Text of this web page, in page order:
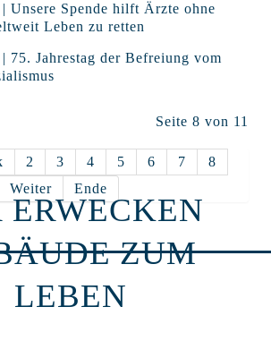
Unsere Spende hilft Ärzte ohne
Leben zu retten
75. Jahrestag der Befreiung vom
Seite 8 von 11
2 3 4 5 6 7
8
Weiter Ende
ERWECKEN
ZUM
LEBEN